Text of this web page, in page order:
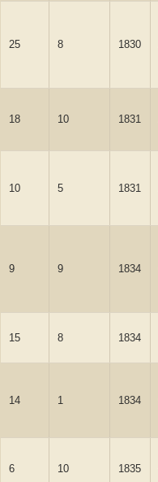
25 8 1830
18 10 1831
10 5 1831
9 9 1834
15 8 1834
14 1 1834
6 10 1835